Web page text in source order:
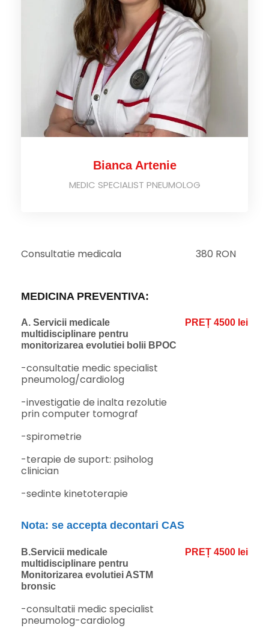
Bianca Artenie
MEDIC SPECIALIST PNEUMOLOG
Consultatie medicala 380 RON
MEDICINA PREVENTIVA:
A. Servicii medicale
multidisciplinare pentru
monitorizarea evolutiei bolii BPOC
-consultatie medic specialist
pneumolog/cardiolog
-investigatie de inalta rezolutie
prin computer tomograf
-spirometrie
-terapie de suport: psiholog
clinician
-sedinte kinetoterapie
PREȚ 4500 lei
Nota: se accepta decontari CAS
B.Servicii medicale
multidisciplinare pentru
Monitorizarea evolutiei ASTM
bronsic
-consultatii medic specialist
pneumolog-cardiolog
PREȚ 4500 lei